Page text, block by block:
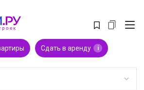
Сдать в аренду i